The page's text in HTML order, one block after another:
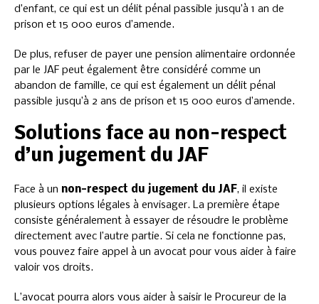
d’enfant, ce qui est un délit pénal passible jusqu’à 1 an de
prison et 15 000 euros d’amende.
De plus, refuser de payer une pension alimentaire ordonnée
par le JAF peut également être considéré comme un
abandon de famille, ce qui est également un délit pénal
passible jusqu’à 2 ans de prison et 15 000 euros d’amende.
Solutions face au non-respect
d’un jugement du JAF
Face à un non-respect du jugement du JAF, il existe
plusieurs options légales à envisager. La première étape
consiste généralement à essayer de résoudre le problème
directement avec l’autre partie. Si cela ne fonctionne pas,
vous pouvez faire appel à un avocat pour vous aider à faire
valoir vos droits.
L’avocat pourra alors vous aider à saisir le Procureur de la